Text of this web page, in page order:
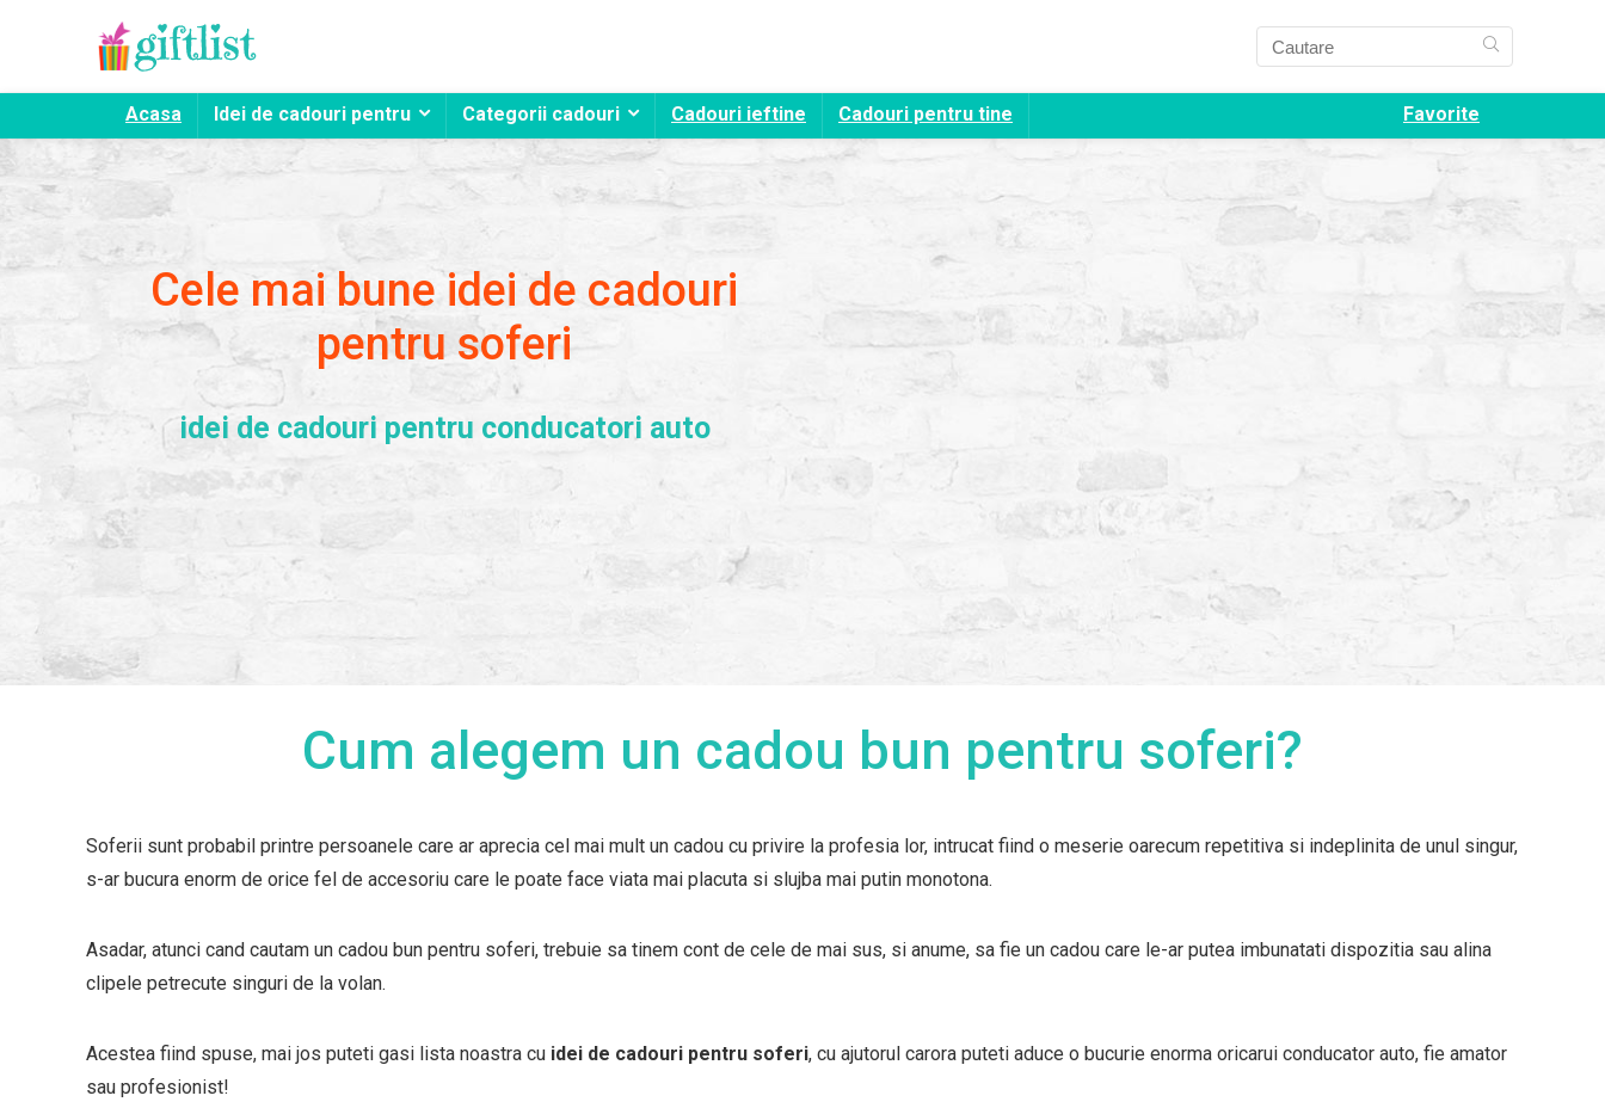
Acasa Idei de cadouri pentru Categorii cadouri Cadouri ieftine Cadouri pentru tine Favorite
Cele mai bune idei de cadouri
pentru soferi
idei de cadouri pentru conducatori auto
Cum alegem un cadou bun pentru soferi?
Soferii sunt probabil printre persoanele care ar aprecia cel mai mult un cadou cu privire la profesia lor, intrucat fiind o meserie oarecum repetitiva si indeplinita de unul singur,
s-ar bucura enorm de orice fel de accesoriu care le poate face viata mai placuta si slujba mai putin monotona.
Asadar, atunci cand cautam un cadou bun pentru soferi, trebuie sa tinem cont de cele de mai sus, si anume, sa fie un cadou care le-ar putea imbunatati dispozitia sau alina
clipele petrecute singuri de la volan.
Acestea fiind spuse, mai jos puteti gasi lista noastra cu idei de cadouri pentru soferi, cu ajutorul carora puteti aduce o bucurie enorma oricarui conducator auto, fie amator
sau profesionist!